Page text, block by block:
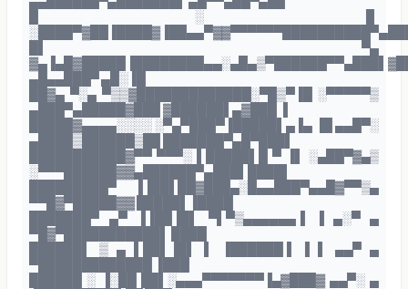
█ ░ ▐▌
█▌ ▀▄
▄█▄▄███▀ ▄█░▐█
██▓▄ ▀░▄ ▀▒▒▓█████████████░▀█▒▀▐█ ░▀▀▀▀▀▒
▄███▀▄█████▓███ ▓██████▌▄▓███ ▐
█████▓▄▄▄▄░░░░ ░▀▄▀███▀▐█████▌▄▐▄ ▐█ ▄▄█▀░
▄████▒██████▒██ ███████▀▄█▀███▌
███████████▓▀▀ ▀▀▀░ ▌█████▌█ ▀ ▐▌ ░▄██▀▓▄▒
░▀▀▀██████▓▓▄██████▀▄███▌████▌
█████████▀ ▐▐██▌██▓███▄░█▄▄███▀▄▄█▓▀▀▒▄
▀▀█▓▀█████▓▓ █████▌▐████
███████▀ ▄▀ ▐▐██▐█▌ ▀▌▀▒▄▄▄▄▄▄▐ ▐ ▄░▀ ▄
▀█▓▀███████████▌ ████
██████▌ ▒ ▄ ▌██▌▐█▌ ▌ ▐██████▐ ▐ ▌ ▄▄▀ ▄
▀█████████████ ▐███
██████ ░ ▐░██ ██▌░▄▄▄▀▀▀▀▀▀▀▐▄▓███▓ ▄▄▀░ ▄